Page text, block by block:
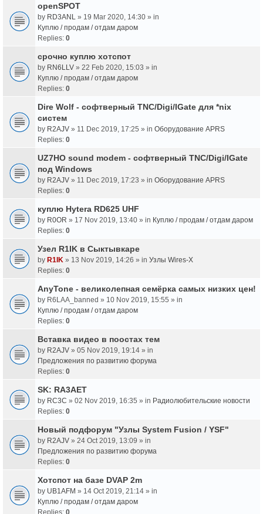
openSPOT
by RD3ANL » 19 Mar 2020, 14:30 » in
Куплю / продам / отдам даром
Replies: 0
срочно куплю хотспот
by RN6LLV » 22 Feb 2020, 15:03 » in
Куплю / продам / отдам даром
Replies: 0
Dire Wolf - cофтверный TNC/Digi/IGate для *nix
систем
by R2AJV » 11 Dec 2019, 17:25 » in Оборудование APRS
Replies: 0
UZ7HO sound modem - cофтверный TNC/Digi/IGate
под Windows
by R2AJV » 11 Dec 2019, 17:23 » in Оборудование APRS
Replies: 0
куплю Hytera RD625 UHF
by R0OR » 17 Nov 2019, 13:40 » in Куплю / продам / отдам даром
Replies: 0
Узел R1IK в Сыктывкаре
by R1IK » 13 Nov 2019, 14:26 » in Узлы Wires-X
Replies: 0
AnyTone - великолепная семёрка самых низких цен!
by R6LAA_banned » 10 Nov 2019, 15:55 » in
Куплю / продам / отдам даром
Replies: 0
Вставка видео в поостах тем
by R2AJV » 05 Nov 2019, 19:14 » in
Предложения по развитию форума
Replies: 0
SK: RA3AET
by RC3C » 02 Nov 2019, 16:35 » in Радиолюбительские новости
Replies: 0
Новый подфорум "Узлы System Fusion / YSF"
by R2AJV » 24 Oct 2019, 13:09 » in
Предложения по развитию форума
Replies: 0
Хотспот на базе DVAP 2m
by UB1AFM » 14 Oct 2019, 21:14 » in
Куплю / продам / отдам даром
Replies: 0